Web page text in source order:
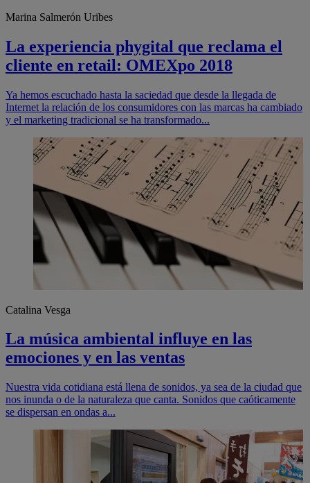
Marina Salmerón Uribes
La experiencia phygital que reclama el
cliente en retail: OMEXpo 2018
Ya hemos escuchado hasta la saciedad que desde la llegada de
Internet la relación de los consumidores con las marcas ha cambiado
y el marketing tradicional se ha transformado...
Catalina Vesga
La música ambiental influye en las
emociones y en las ventas
Nuestra vida cotidiana está llena de sonidos, ya sea de la ciudad que
nos inunda o de la naturaleza que canta. Sonidos que caóticamente
se dispersan en ondas a...